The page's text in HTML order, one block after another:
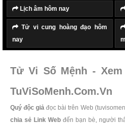
Lịch âm hôm nay
Tử vi cung hoàng đạo hôm
nay
Tử Vi Số Mệnh -
TuViSoMenh.Com.Vn
Quý độc giả đọc bài trên Web
chia sẻ Link Web đến bạn bè, người